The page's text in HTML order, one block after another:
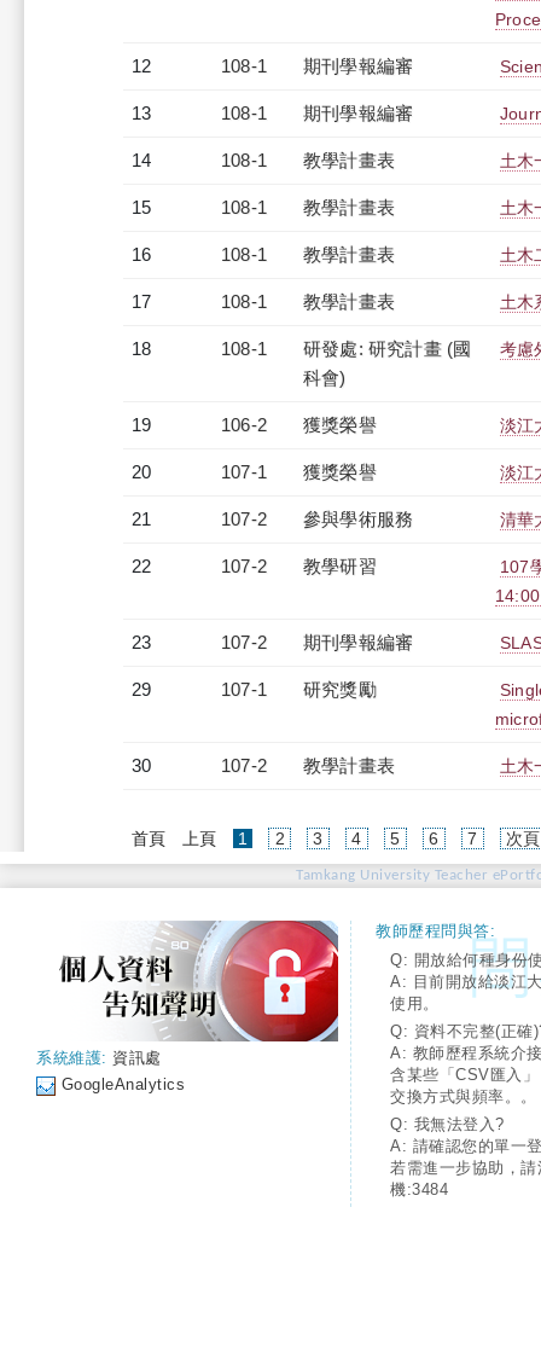
12 108-1 期刊學報編審
13 108-1 期刊學報編審
14 108-1 教學計畫表 土木
15 108-1 教學計畫表 土木
16 108-1 教學計畫表 土木
17 108-1 教學計畫表 土木
18 108-1
研發處: 研究計畫 (國
科會)
考慮
19 106-2 獲獎榮譽 淡江
20 107-1 獲獎榮譽 淡江
21 107-2 參與學術服務 清華
22 107-2 教學研習
107
23 107-2 期刊學報編審
29 107-1 研究獎勵
30 107-2 教學計畫表 土木
首頁 上頁 1 (current)
2 3 4 5 6 7 次頁
Tamkang University Teacher
系統維護: 資訊處
GoogleAnalytics
教師歷程問與答:
Q: 開放給何種身份
A: 目前開放給淡江
使用。
Q: 資料不完整(正確
A: 教師歷程系統介
含某些「CSV匯入
交換方式與頻率。。
Q: 我無法登入?
A: 請確認您的單一
若需進一步協助，
機:3484